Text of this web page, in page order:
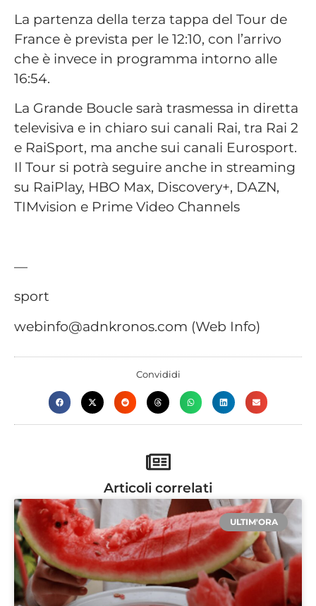
La partenza della terza tappa del Tour de
France è prevista per le 12:10, con l’arrivo
che è invece in programma intorno alle
16:54.
La Grande Boucle sarà trasmessa in diretta
televisiva e in chiaro sui canali Rai, tra Rai 2
e RaiSport, ma anche sui canali Eurosport.
Il Tour si potrà seguire anche in streaming
su RaiPlay, HBO Max, Discovery+, DAZN,
TIMvision e Prime Video Channels
—
sport
webinfo@adnkronos.com (Web Info)
Convididi
Articoli correlati
ULTIM'ORA